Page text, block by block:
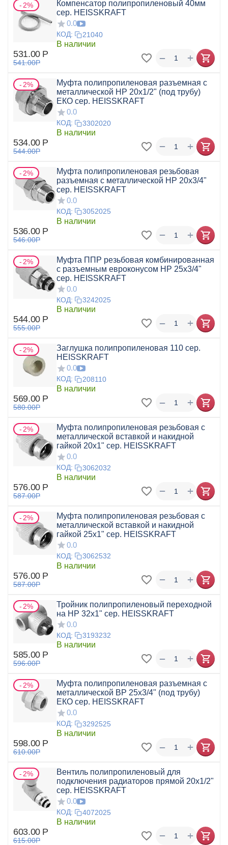
2%
Компенсатор полипропиленовый 40мм
сер. HEISSKRAFT
0.0
КОД: 21040
В наличии
531.00 Р
541.00Р +
−
2%
Муфта полипропиленовая разъемная с
металлической НР 20x1/2" (под трубу)
ЕКО сер. HEISSKRAFT
0.0
КОД: 3302020
В наличии
534.00 Р
544.00Р +
−
2%
Муфта полипропиленовая резьбовая
разъемная с металлической НР 20х3/4"
сер. HEISSKRAFT
0.0
КОД: 3052025
В наличии
536.00 Р
546.00Р +
−
2%
Муфта ППР резьбовая комбинированная
с разъемным евроконусом НР 25x3/4"
сер. HEISSKRAFT
0.0
КОД: 3242025
В наличии
544.00 Р
555.00Р +
−
2%
Заглушка полипропиленовая 110 сер.
HEISSKRAFT
0.0
КОД: 208110
В наличии
569.00 Р
580.00Р +
−
2%
Муфта полипропиленовая резьбовая с
металлической вставкой и накидной
гайкой 20x1" сер. HEISSKRAFT
0.0
КОД: 3062032
В наличии
576.00 Р
587.00Р +
−
2%
Муфта полипропиленовая резьбовая с
металлической вставкой и накидной
гайкой 25x1" сер. HEISSKRAFT
0.0
КОД: 3062532
В наличии
576.00 Р
587.00Р +
−
2%
Тройник полипропиленовый переходной
на НР 32x1" сер. HEISSKRAFT
0.0
КОД: 3193232
В наличии
585.00 Р
596.00Р +
−
2%
Муфта полипропиленовая разъемная с
металлической ВР 25х3/4" (под трубу)
ЕКО сер. HEISSKRAFT
0.0
КОД: 3292525
В наличии
598.00 Р
610.00Р +
−
2%
Вентиль полипропиленовый для
подключения радиаторов прямой 20x1/2"
сер. HEISSKRAFT
0.0
КОД: 4072025
В наличии
603.00 Р
615.00Р +
−